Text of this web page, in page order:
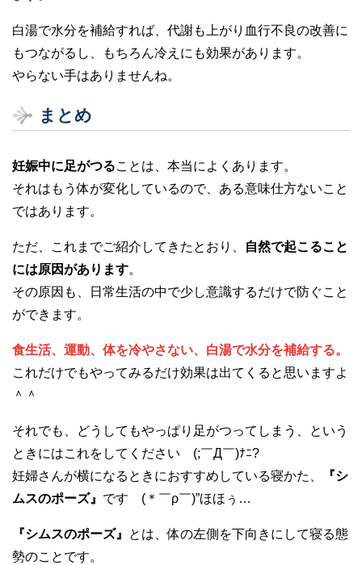
白湯で水分を補給すれば、代謝も上がり血行不良の改善に
もつながるし、もちろん冷えにも効果があります。
やらない手はありませんね。
まとめ
妊娠中に足がつることは、本当によくあります。
それはもう体が変化しているので、ある意味仕方ないこと
ではあります。
ただ、これまでご紹介してきたとおり、
自然で起こること
には原因があります。
その原因も、日常生活の中で少し意識するだけで防ぐこと
ができます。
食生活、運動、体を冷やさない、白湯で水分を補給する。
これだけでもやってみるだけ効果は出てくると思いますよ
＾＾
それでも、どうしてもやっぱり足がつってしまう、という
ときにはこれをしてください (;￣Д￣)ﾅﾆ?
妊婦さんが横になるときにおすすめしている寝かた、
『シ
ムスのポーズ』 です (＊￣ρ￣)”ほほぅ…
『シムスのポーズ』
とは、体の左側を下向きにして寝る態
勢のことです。